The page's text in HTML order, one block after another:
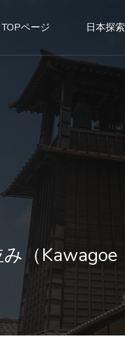
TOPページ 日本探索
（Kawagoe